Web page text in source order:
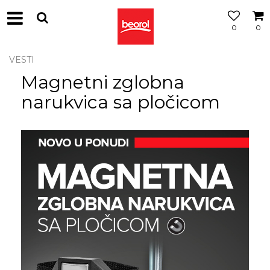
0
0
VESTI
Magnetni zglobna
narukvica sa pločicom